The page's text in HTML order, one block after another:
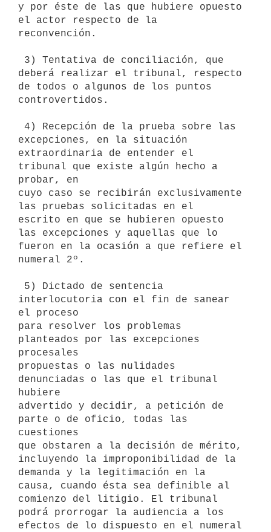
y por éste de las que hubiere opuesto
el actor respecto de la
reconvención.
deberá realizar el tribunal, respecto
de todos o algunos de los puntos
controvertidos.
excepciones, en la situación
extraordinaria de entender el
tribunal que existe algún hecho a
probar, en
cuyo caso se recibirán exclusivamente
las pruebas solicitadas en el
escrito en que se hubieren opuesto
las excepciones y aquellas que lo
fueron en la ocasión a que refiere el
numeral 2º.
interlocutoria con el fin de sanear
el proceso
para resolver los problemas
planteados por las excepciones
procesales
propuestas o las nulidades
denunciadas o las que el tribunal
hubiere
advertido y decidir, a petición de
parte o de oficio, todas las
cuestiones
que obstaren a la decisión de mérito,
incluyendo la improponibilidad de la
demanda y la legitimación en la
causa, cuando ésta sea definible al
comienzo del litigio. El tribunal
podrá prorrogar la audiencia a los
efectos de lo dispuesto en el numeral